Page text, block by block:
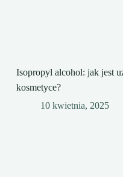
Isopropyl alcohol: jak jest
kosmetyce?
10 kwietnia, 2025